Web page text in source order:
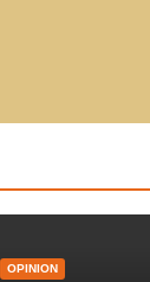
OPINION